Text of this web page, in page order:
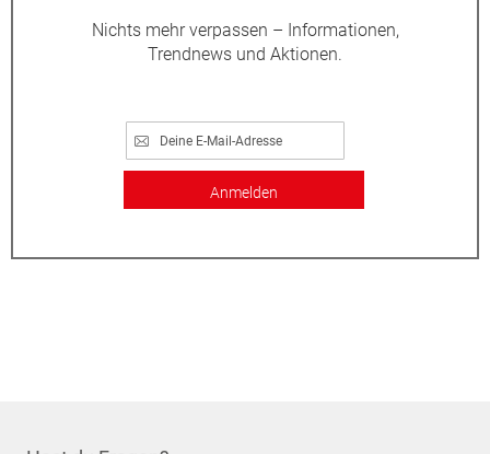
Nichts mehr verpassen – Informationen,
Trendnews und Aktionen.
Anmelden